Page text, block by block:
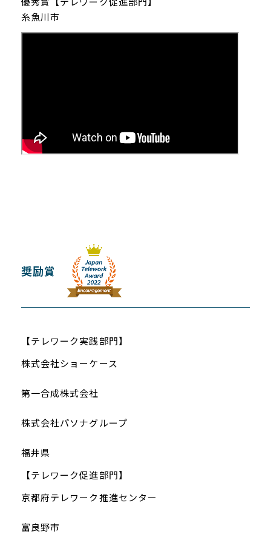
糸魚川市
奨励賞
【テレワーク実践部門】
株式会社ショーケース
第一合成株式会社
株式会社パソナグループ
福井県
【テレワーク促進部門】
京都府テレワーク推進センター
富良野市